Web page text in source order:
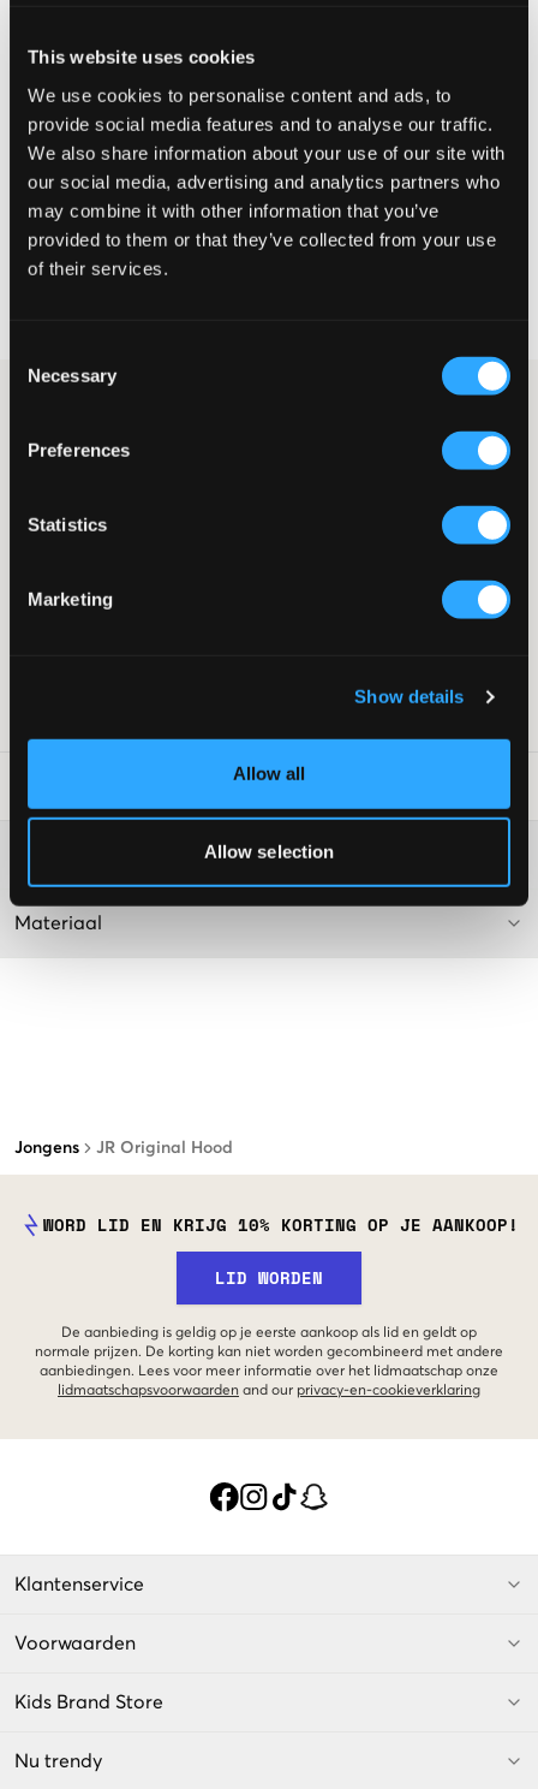
This website uses cookies
We use cookies to personalise content and ads, to
provide social media features and to analyse our traffic.
We also share information about your use of our site with
our social media, advertising and analytics partners who
may combine it with other information that you’ve
provided to them or that they’ve collected from your use
of their services.
Selection
Necessary
Preferences
Statistics
Marketing
Show details
Allow all
Allow selection
Jongens JR Original Hood
De maat lijkt
Te klein Perfect
MAATTABEL
KIES EEN MAAT
Snelle levering
Lichtgrijze hoodie van Peak Performance. Het logo van het merk
heeft vooraan een kangoeroezak en geribde boorden onderaan
en aan de mouwen. Dit is een klassieke hoodie die net zo goed
Hoodie
Gerebrode boorden
Materiaal
WORD LID EN KRIJG 10% KORTING OP JE AANKOOP!
LID WORDEN
De aanbieding is geldig op je eerste aankoop als lid en geldt op
normale prijzen. De korting kan niet worden gecombineerd met andere
aanbiedingen. Lees voor meer informatie over het lidmaatschap onze
lidmaatschapsvoorwaarden and our privacy-en-cookieverklaring
Klantenservice
Voorwaarden
Kids Brand Store
Nu trendy